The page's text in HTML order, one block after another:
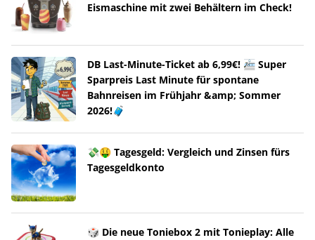
Eismaschine mit zwei Behältern im Check!
DB Last-Minute-Ticket ab 6,99€! 🚈 Super
Sparpreis Last Minute für spontane
Bahnreisen im Frühjahr &amp; Sommer
2026!🧳
💸🤑 Tagesgeld: Vergleich und Zinsen fürs
Tagesgeldkonto
🎲 Die neue Toniebox 2 mit Tonieplay: Alle